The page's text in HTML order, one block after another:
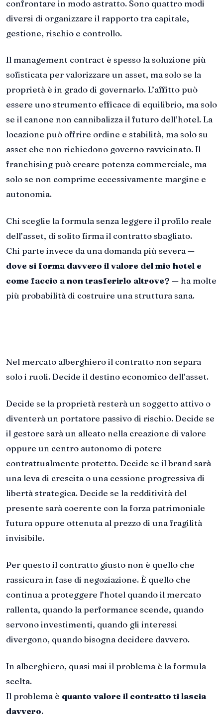
confrontare in modo astratto. Sono quattro modi
diversi di organizzare il rapporto tra capitale,
gestione, rischio e controllo.
Il management contract è spesso la soluzione più
sofisticata per valorizzare un asset, ma solo se la
proprietà è in grado di governarlo. L’affitto può
essere uno strumento efficace di equilibrio, ma solo
se il canone non cannibalizza il futuro dell’hotel. La
locazione può offrire ordine e stabilità, ma solo su
asset che non richiedono governo ravvicinato. Il
franchising può creare potenza commerciale, ma
solo se non comprime eccessivamente margine e
autonomia.
Chi sceglie la formula senza leggere il profilo reale
dell’asset, di solito firma il contratto sbagliato.
Chi parte invece da una domanda più severa —
dove si forma davvero il valore del mio hotel e
come faccio a non trasferirlo altrove? — ha molte
più probabilità di costruire una struttura sana.
Nel mercato alberghiero il contratto non separa
solo i ruoli. Decide il destino economico dell’asset.
Decide se la proprietà resterà un soggetto attivo o
diventerà un portatore passivo di rischio. Decide se
il gestore sarà un alleato nella creazione di valore
oppure un centro autonomo di potere
contrattualmente protetto. Decide se il brand sarà
una leva di crescita o una cessione progressiva di
libertà strategica. Decide se la redditività del
presente sarà coerente con la forza patrimoniale
futura oppure ottenuta al prezzo di una fragilità
invisibile.
Per questo il contratto giusto non è quello che
rassicura in fase di negoziazione. È quello che
continua a proteggere l’hotel quando il mercato
rallenta, quando la performance scende, quando
servono investimenti, quando gli interessi
divergono, quando bisogna decidere davvero.
In alberghiero, quasi mai il problema è la formula
scelta.
Il problema è quanto valore il contratto ti lascia
davvero.